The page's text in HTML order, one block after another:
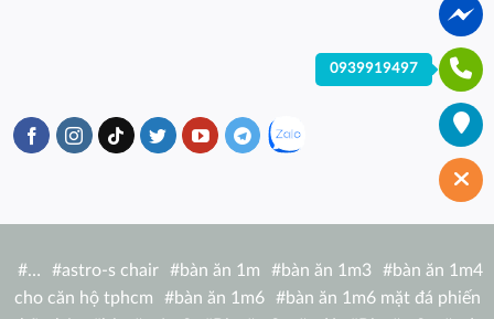
#… #astro-s chair #bàn ăn 1m #bàn ăn 1m3 #bàn ăn 1m4
cho căn hộ tphcm
#bàn ăn 1m6 #bàn ăn 1m6 mặt đá phiến
0939919497